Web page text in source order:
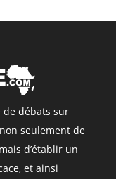
de débats sur
seulement de
d’établir un
et ainsi